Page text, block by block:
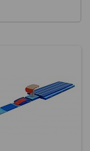
Cookies und
jederzeit für